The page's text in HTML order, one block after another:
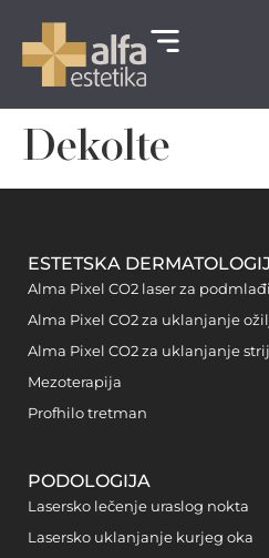
Dekolte
ESTETSKA
Alma Pixel CO2 laser za
Alma Pixel CO2 za uklanjanje
Alma Pixel CO2 za uklanjanje
Mezoterapija
Profhilo tretman
PODOLOGIJA
Lasersko lečenje uraslog nokta
Lasersko uklanjanje kurjeg oka